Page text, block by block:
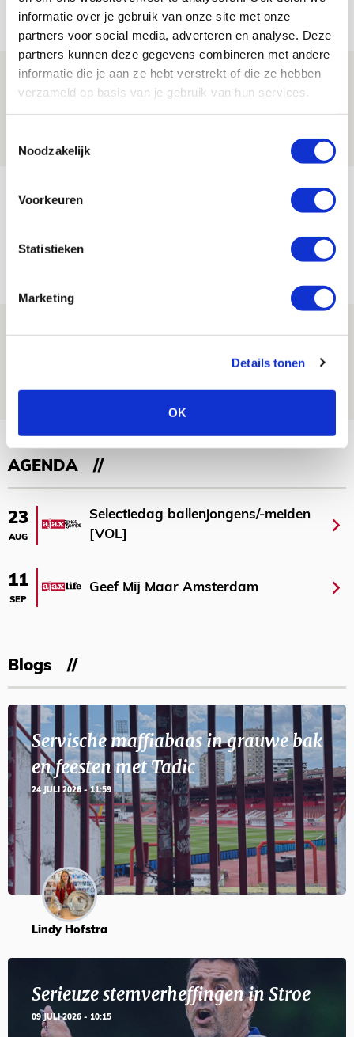
informatie over je gebruik van onze site met onze
partners voor social media, adverteren en analyse. Deze
partners kunnen deze gegevens combineren met andere
informatie die je aan ze hebt verstrekt of die ze hebben
verzameld op basis van je gebruik van hun services.
Noodzakelijk
Voorkeuren
Statistieken
Marketing
Details tonen
OK
Net binnen //
Brandt: ‘Ajax en Cruijff bleven door
mijn hoofd spoken’
Míchel geeft blessure-update en
Volop enthousiasme in fotoverslag van
Europees treffen met Shelbourne
Bekijk meer
AGENDA
23
AUG
Selectiedag ballenjongens/-meiden
[VOL]
11
SEP
Geef Mij Maar Amsterdam
Blogs
Servische maffiabaas in grauwe bak
en feesten met Tadic
24 JULI 2026 - 11:59
Lindy Hofstra
Serieuze stemverheffingen in Stroe
09 JULI 2026 - 10:15